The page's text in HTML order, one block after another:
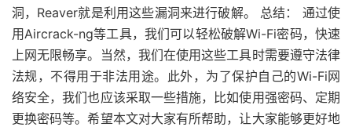
洞，Reaver就是利用这些漏洞来进行破解。 总结： 通过使
用Aircrack-ng等工具，我们可以轻松破解Wi-Fi密码，快速
上网无限畅享。当然，我们在使用这些工具时需要遵守法律
法规，不得用于非法用途。此外，为了保护自己的Wi-Fi网
络安全，我们也应该采取一些措施，比如使用强密码、定期
更换密码等。希望本文对大家有所帮助，让大家能够更好地